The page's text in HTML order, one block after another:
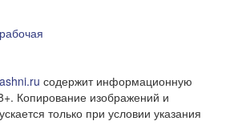
содержит информационную
Копирование изображений и
только при условии указания